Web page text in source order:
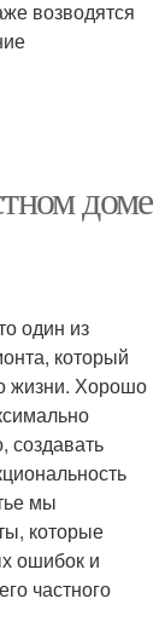
возводятся
доме
один из
который
жизни. Хорошо
создавать
мы
которые
ошибок и
частного